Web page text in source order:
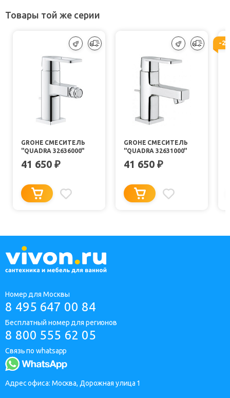
Товары той же серии
GROHE СМЕСИТЕЛЬ
"QUADRA 32636000"
41 650 ₽
GROHE СМЕСИТЕЛЬ
"QUADRA 32631000"
41 650 ₽
-
Номер для Москвы
8 495 647 00 84
Бесплатный номер для регионов
8 800 555 62 05
Связь по whatsapp
Адрес офиса: Москва, Дорожная улица 1